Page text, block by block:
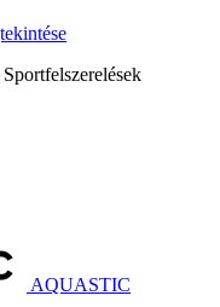
Sportfelszerelések
AQUASTIC